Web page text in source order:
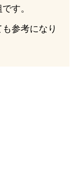
す。
参考になり